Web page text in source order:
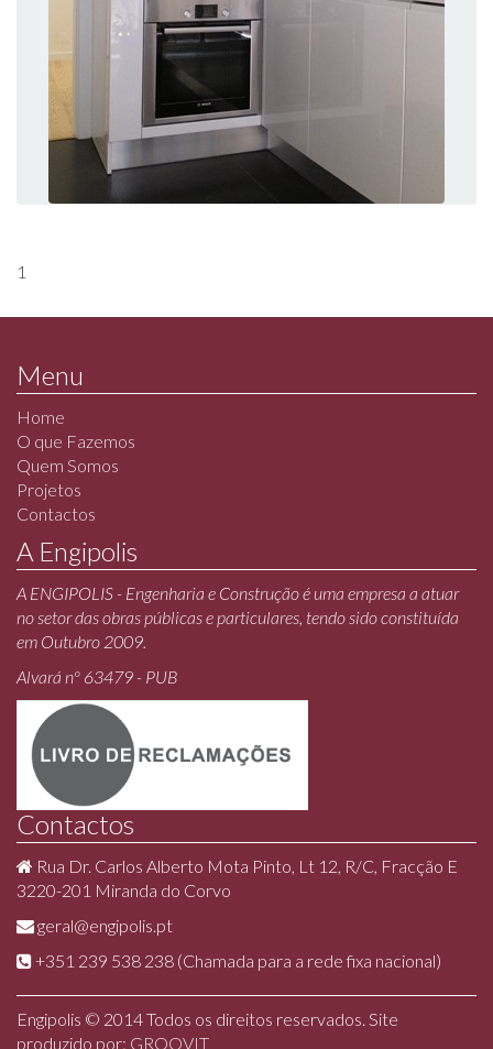
1
Menu
Home
O que Fazemos
Quem Somos
Projetos
Contactos
A Engipolis
A ENGIPOLIS - Engenharia e Construção é uma empresa a atuar
no setor das obras públicas e particulares, tendo sido constituída
em Outubro 2009.
Alvará nº 63479 - PUB
Contactos
Rua Dr. Carlos Alberto Mota Pinto, Lt 12, R/C, Fracção E
3220-201 Miranda do Corvo
geral@engipolis.pt
+351 239 538 238 (Chamada para a rede fixa nacional)
Engipolis © 2014 Todos os direitos reservados. Site
produzido por: GROOVIT